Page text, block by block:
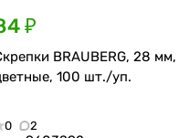
₽
BRAUBERG, 28 мм,
100 шт./уп.
0 2